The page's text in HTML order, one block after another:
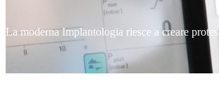
La moderna Implantologia riesce a creare